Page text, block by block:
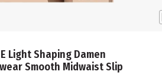
Light Shaping Damen
Smooth Midwaist Slip